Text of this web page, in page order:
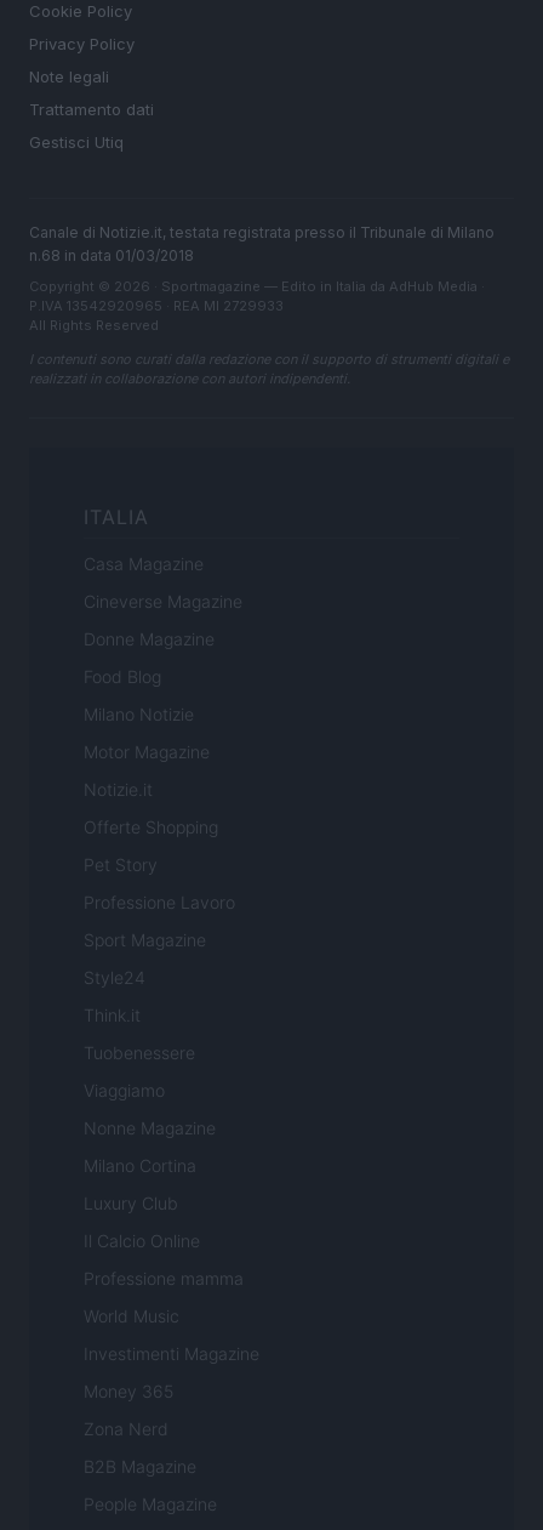
Cookie Policy
Privacy Policy
Note legali
Trattamento dati
Gestisci Utiq
Canale di Notizie.it, testata registrata presso il Tribunale di Milano
n.68 in data 01/03/2018
Copyright © 2026 · Sportmagazine — Edito in Italia da AdHub Media
P.IVA 13542920965 · REA MI 2729933
All Rights Reserved
I contenuti sono curati dalla redazione con il supporto di strumenti digitali e
realizzati in collaborazione con autori indipendenti.
ITALIA
Casa Magazine
Cineverse Magazine
Donne Magazine
Food Blog
Milano Notizie
Motor Magazine
Notizie.it
Offerte Shopping
Pet Story
Professione Lavoro
Sport Magazine
Style24
Think.it
Tuobenessere
Viaggiamo
Nonne Magazine
Milano Cortina
Luxury Club
Il Calcio Online
Professione mamma
World Music
Investimenti Magazine
Money 365
Zona Nerd
B2B Magazine
People Magazine